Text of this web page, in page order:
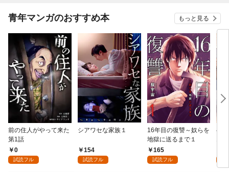
青年マンガのおすすめ本 もっと見る
前の住人がやって来た
第1話
0
試読フル
シアワセな家族１
154
試読フル
16年目の復讐～奴らを
地獄に送るまで１
165
試読フル
ベ